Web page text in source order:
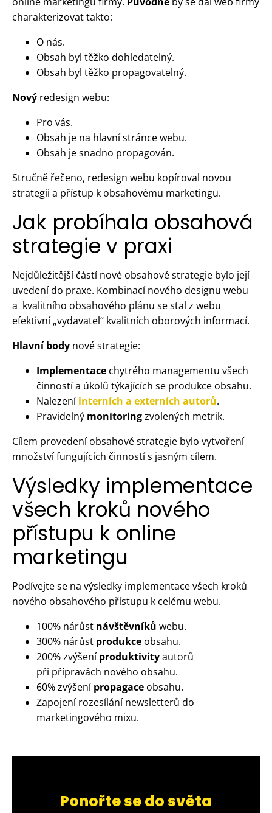
charakterizovat takto:
O nás.
Obsah byl těžko dohledatelný.
Obsah byl těžko propagovatelný.
Nový redesign webu:
Pro vás.
Obsah je na hlavní stránce webu.
Obsah je snadno propagován.
Stručně řečeno, redesign webu kopíroval novou
strategii a přístup k obsahovému marketingu.
Jak probíhala obsahová
strategie v praxi
Nejdůležitější částí nové obsahové strategie bylo její
uvedení do praxe. Kombinací nového designu webu
a kvalitního obsahového plánu se stal z webu
efektivní „vydavatel“ kvalitních oborových informací.
Hlavní body nové strategie:
Implementace chytrého managementu všech
činností a úkolů týkajících se produkce obsahu.
Nalezeníinterních a externích autorů.
Pravidelný monitoringzvolených metrik.
Cílem provedení obsahové strategie bylo vytvoření
množství fungujících činností s jasným cílem.
Výsledky implementace
všech kroků nového
přístupu k online
marketingu
Podívejte se na výsledky implementace všech kroků
nového obsahového přístupu k celému webu.
100% nárůst návštěvníků webu.
300% nárůst produkce obsahu.
200% zvýšeníproduktivityautorů
při přípravách nového obsahu.
60% zvýšenípropagace obsahu.
Zapojení rozesílání newsletterů do
marketingového mixu.
Ponořte se do světa